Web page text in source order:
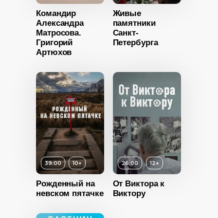
Командир
Александра
Матросова.
Григорий
Артюхов
Живые
памятники
Санкт-
Петербурга
39:00 10+
Рожденный на
невском пятачке
26:00 12+
От Виктора к
Виктору